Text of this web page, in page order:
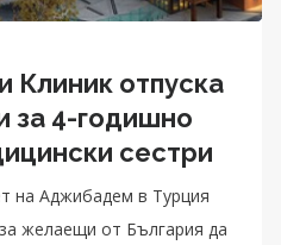
отпуска
за 4-годишно
сестри
на Аджибадем в Турция
желаещи от България да